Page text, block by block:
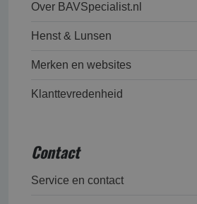
Over BAVSpecialist.nl
Henst & Lunsen
Merken en websites
Klanttevredenheid
Contact
Service en contact